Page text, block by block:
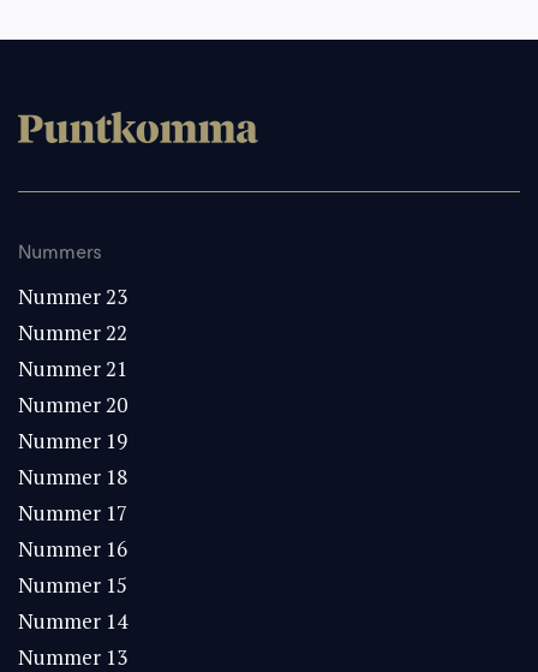
Nummers
Nummer 23
Nummer 22
Nummer 21
Nummer 20
Nummer 19
Nummer 18
Nummer 17
Nummer 16
Nummer 15
Nummer 14
Nummer 13